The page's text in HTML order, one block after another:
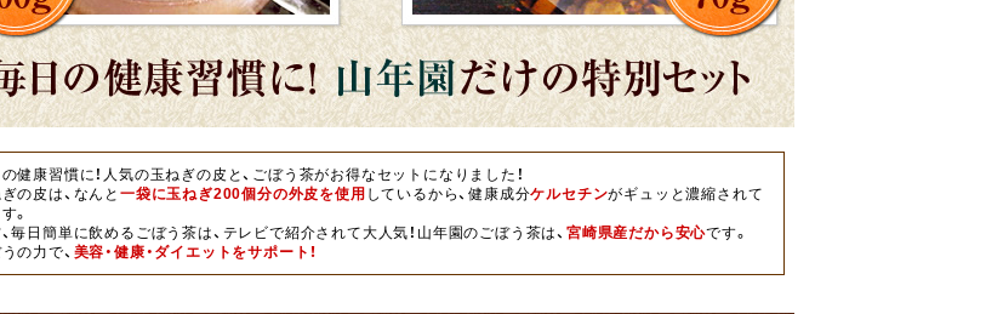
健康習慣に！人気の玉ねぎの皮と、ごぼう茶がお得なセットになりました！
の皮は、なんと一袋に玉ねぎ200個分の外皮を使用 しているから、健康成分ケルセチンがギュッと濃縮されて
。
毎日簡単に飲めるごぼう茶は、テレビで紹介されて大人気！山年園のごぼう茶は、 宮崎県産だから安心です。
の力で、 美容・健康・ダイエットをサポート！